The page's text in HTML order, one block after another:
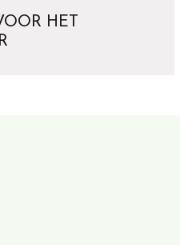
HET